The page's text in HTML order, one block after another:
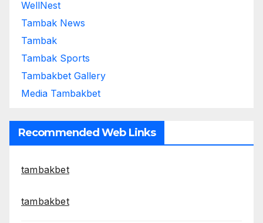
WellNest
Tambak News
Tambak
Tambak Sports
Tambakbet Gallery
Media Tambakbet
Recommended Web Links
tambakbet
tambakbet